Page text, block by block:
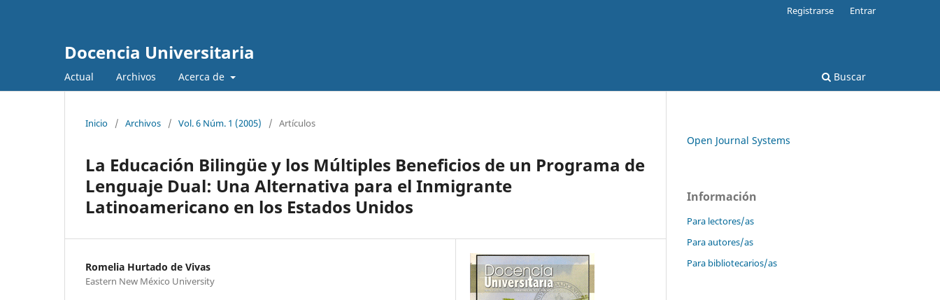
Docencia Universitaria
Actual Archivos Acerca de Buscar
Registrarse Entrar
Inicio / Archivos / Vol. 6 Núm. 1 (2005) / Artículos
La Educación Bilingüe y los Múltiples Beneficios de un Programa de
Lenguaje Dual: Una Alternativa para el Inmigrante
Latinoamericano en los Estados Unidos
Romelia Hurtado de Vivas
Eastern New México University
Open Journal Systems
Información
Para lectores/as
Para autores/as
Para bibliotecarios/as